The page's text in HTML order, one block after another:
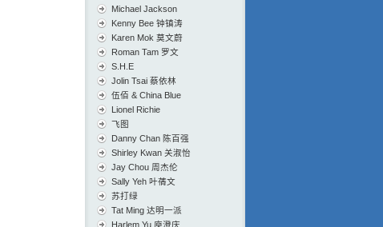
Michael Jackson
Kenny Bee 钟镇涛
Karen Mok 莫文蔚
Roman Tam 罗文
S.H.E
Jolin Tsai 蔡依林
伍佰 & China Blue
Lionel Richie
飞图
Danny Chan 陈百强
Shirley Kwan 关淑怡
Jay Chou 周杰伦
Sally Yeh 叶蒨文
苏打绿
Tat Ming 达明一派
Harlem Yu 庾澄庆